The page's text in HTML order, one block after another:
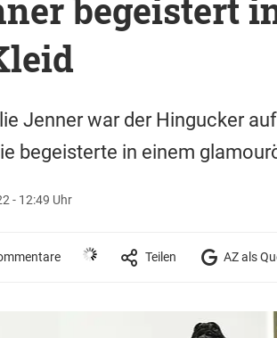
begeistert
Jenner war der Hingucker
begeisterte in einem
- 12:49 Uhr
Teilen AZ als